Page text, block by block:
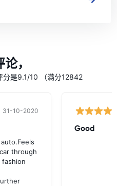
，
分是9.1/10 （满分12842
31-10-2020
through
Good